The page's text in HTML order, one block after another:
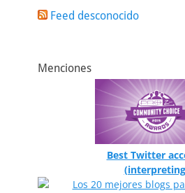
Feed desconocido
Menciones
Best Twitter